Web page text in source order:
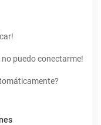
no puedo conectarme!